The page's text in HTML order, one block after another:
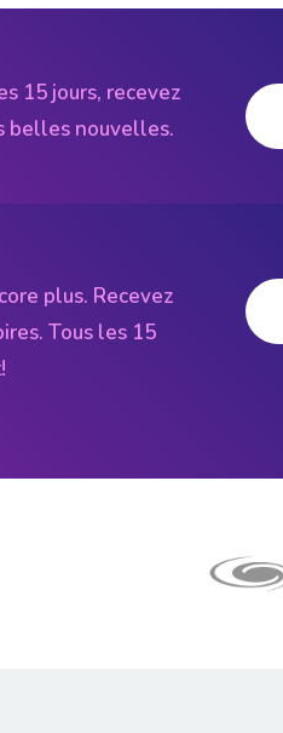
15 jours, recevez
belles nouvelles.
plus. Recevez
Tous les 15